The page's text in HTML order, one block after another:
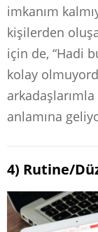
imkanım
kişilerden
için de, “Hadi
kolay
anlamına
4) Rutine/